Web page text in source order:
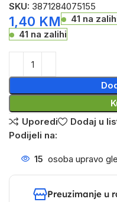
SKU: 3871284075155
1,40 KM
41 na
41 na zalihi
Uporedi
Dodaj u
Podijeli na:
15 osoba upravo
Preuzimanje u